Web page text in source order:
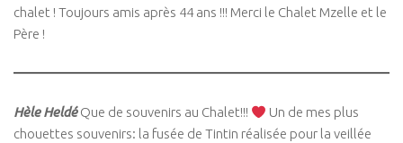
chalet ! Toujours amis après 44 ans !!! Merci le Chalet Mzelle et le
Père !
Hèle HeldéQue de souvenirs au Chalet!!!
Un de mes plus
chouettes souvenirs: la fusée de Tintin réalisée pour la veillée